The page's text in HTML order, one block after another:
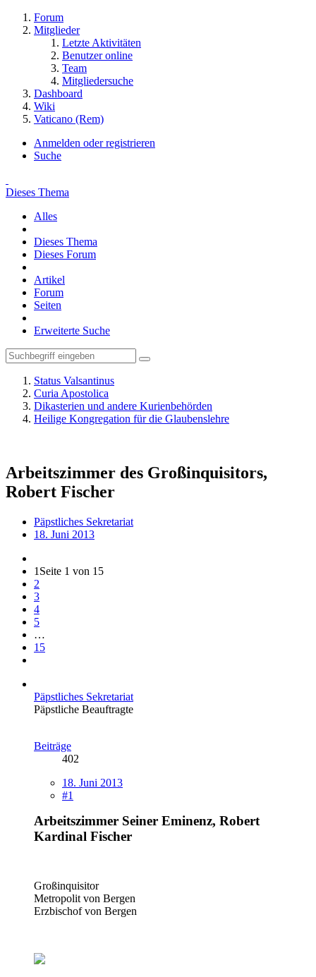
Forum
Mitglieder
Letzte Aktivitäten
Benutzer online
Team
Mitgliedersuche
Dashboard
Wiki
Vaticano (Rem)
Anmelden oder registrieren
Suche
Dieses Thema
Alles
Dieses Thema
Dieses Forum
Artikel
Forum
Seiten
Erweiterte Suche
Status Valsantinus
Curia Apostolica
Dikasterien und andere Kurienbehörden
Heilige Kongregation für die Glaubenslehre
Arbeitszimmer des Großinquisitors,
Robert Fischer
Päpstliches Sekretariat
18. Juni 2013
1 Seite 1 von 15
2
3
4
5
…
15
Päpstliches Sekretariat
Päpstliche Beauftragte
Beiträge
402
18. Juni 2013
#1
Arbeitszimmer Seiner Eminenz, Robert
Kardinal Fischer
Großinquisitor
Metropolit von Bergen
Erzbischof von Bergen